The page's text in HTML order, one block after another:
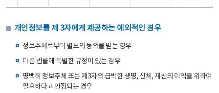
개인정보를 제 3자에게 제공하는 예외적인 경우
정보주체로부터 별도의 동의를 받는 경우
다른 법률에 특별한 규정이 있는 경우
명백히 정보주체 또는 제3자의 급박한 생명, 신체, 재산의 이익을 위하여
필요하다고 인정되는 경우